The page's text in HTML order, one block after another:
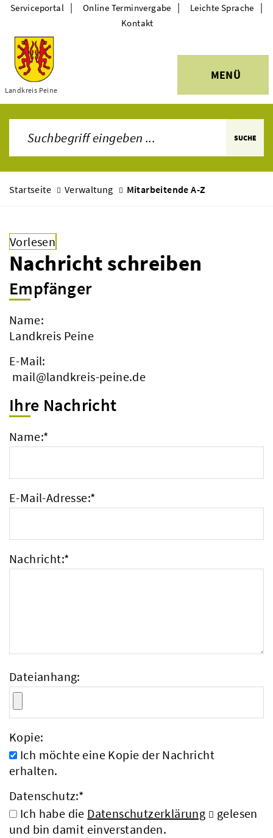
Themen
Landkreis Peine
MENÜ
Serviceportal | Online Terminvergabe | Leichte Sprache |
Kontakt
SUCHE
Startseite Verwaltung Mitarbeitende A-Z
Vorlesen
Nachricht schreiben
Empfänger
Name:
Landkreis Peine
E-Mail:
mail@landkreis-peine.de
Ihre Nachricht
Name:*
E-Mail-Adresse:*
Nachricht:*
Dateianhang:
Kopie:
Ich möchte eine Kopie der Nachricht
erhalten.
Datenschutz:*
Ich habe die Datenschutzerklärung
gelesen
und bin damit einverstanden.